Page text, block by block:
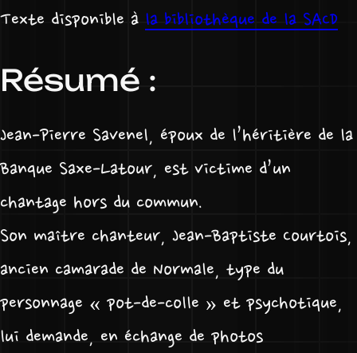
Texte disponible à la bibliothèque de la SACD
Résumé :
Jean-Pierre Savenel, époux de l’héritière de la
Banque Saxe-Latour, est victime d’un
chantage hors du commun.
Son maître chanteur, Jean-Baptiste Courtois,
ancien camarade de Normale, type du
personnage « pot-de-colle » et psychotique,
lui demande, en échange de photos